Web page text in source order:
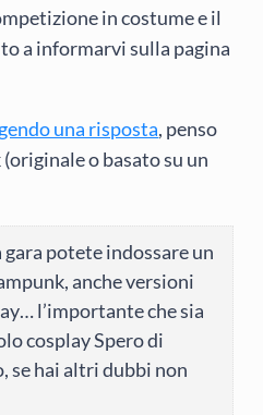
in costume e il
a informarvi sulla pagina
una risposta, penso
o basato su un
potete indossare un
anche versioni
l’importante che sia
cosplay Spero di
se hai altri dubbi non